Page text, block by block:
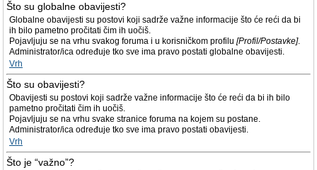
Što su globalne obavijesti?
Globalne obavijesti su postovi koji sadrže važne informacije što će reći da bi
ih bilo pametno pročitati čim ih uočiš.
Pojavljuju se na vrhu svakog foruma i u korisničkom profilu [Profil/Postavke].
Administrator/ica određuje tko sve ima pravo postati globalne obavijesti.
Vrh
Što su obavijesti?
Obavijesti su postovi koji sadrže važne informacije što će reći da bi ih bilo
pametno pročitati čim ih uočiš.
Pojavljuju se na vrhu svake stranice foruma na kojem su postane.
Administrator/ica određuje tko sve ima pravo postati obavijesti.
Vrh
Što je “važno”?